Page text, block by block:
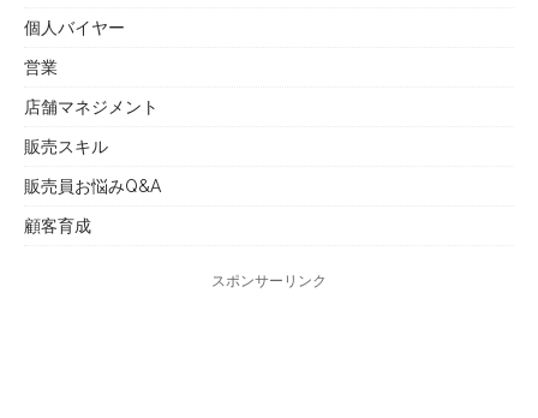
個人バイヤー
営業
店舗マネジメント
販売スキル
販売員お悩みQ&A
顧客育成
スポンサーリンク